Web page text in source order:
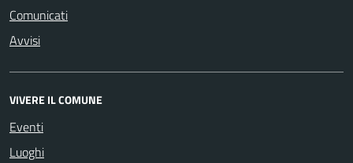
Comunicati
Avvisi
VIVERE IL COMUNE
Eventi
Luoghi